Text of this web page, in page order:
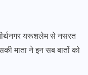
यरूशलेम से नसरत
माता ने इन सब बातों को